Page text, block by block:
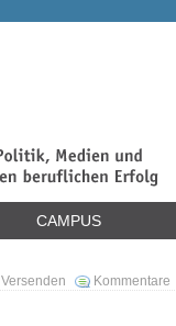
CAMPUS
Versenden Kommentare